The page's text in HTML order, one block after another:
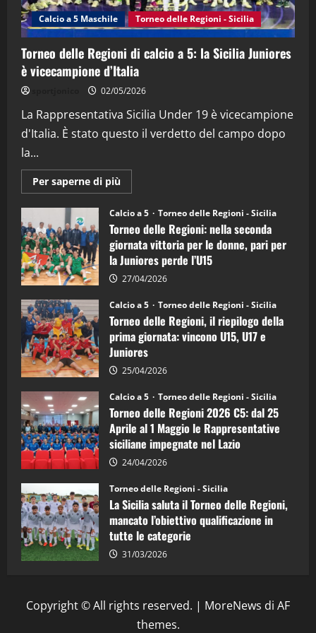
4
(Martedi 14 Aprile 2026)
15/04/2026
"SportEmpire" in Podcast
“SportEmpire” in Podcast: 26^ Puntata
08/04/2026
Calcio a 5 Maschile Torneo delle Regioni - Sicilia
Torneo delle Regioni di calcio a 5: la Sicilia Juniores
è vicecampione d’Italia
02/05/2026
La Rappresentativa Sicilia Under 19 è vicecampione
d'Italia. È stato questo il verdetto del campo dopo
la...
Per saperne di più
informazioni
Torneo
delle
Regioni
di
calcio
a
5:
la
Juniores
è
vicecampione
d’Italia
Calcio a 5 Torneo delle Regioni - Sicilia
Torneo delle Regioni: nella seconda
giornata vittoria per le donne, pari per
la Juniores perde l’U15
27/04/2026
Calcio a 5 Torneo delle Regioni - Sicilia
Torneo delle Regioni, il riepilogo della
prima giornata: vincono U15, U17 e
Juniores
25/04/2026
Calcio a 5 Torneo delle Regioni - Sicilia
Torneo delle Regioni 2026 C5: dal 25
Aprile al 1 Maggio le Rappresentative
siciliane impegnate nel Lazio
24/04/2026
Torneo delle Regioni - Sicilia
La Sicilia saluta il Torneo delle Regioni,
mancato l’obiettivo qualificazione in
tutte le categorie
31/03/2026
Copyright © All rights reserved. | MoreNews di AF
themes.